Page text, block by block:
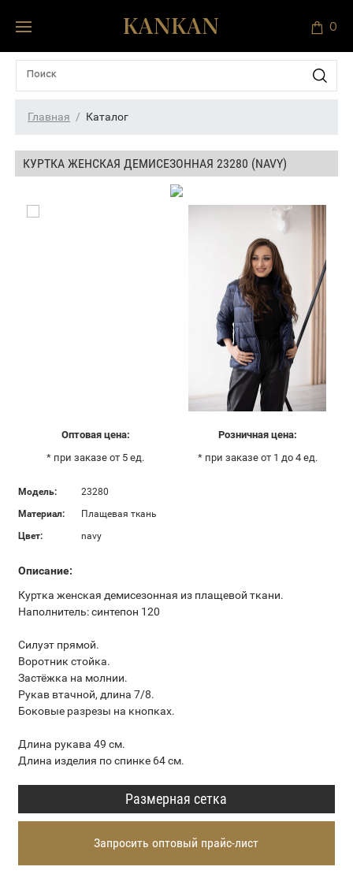
0
Главная Каталог
КУРТКА ЖЕНСКАЯ ДЕМИСЕЗОННАЯ 23280 (NAVY)
Оптовая цена:
* при заказе от 5 ед.
Розничная цена:
* при заказе от 1 до 4 ед.
Модель:
23280
Материал:
Плащевая ткань
Цвет:
navy
Описание:
Куртка женская демисезонная из плащевой ткани.
Наполнитель: синтепон 120
Силуэт прямой.
Воротник стойка.
Застёжка на молнии.
Рукав втачной, длина 7/8.
Боковые разрезы на кнопках.
Длина рукава 49 см.
Длина изделия по спинке 64 см.
Размерная сетка
Запросить оптовый прайс-лист